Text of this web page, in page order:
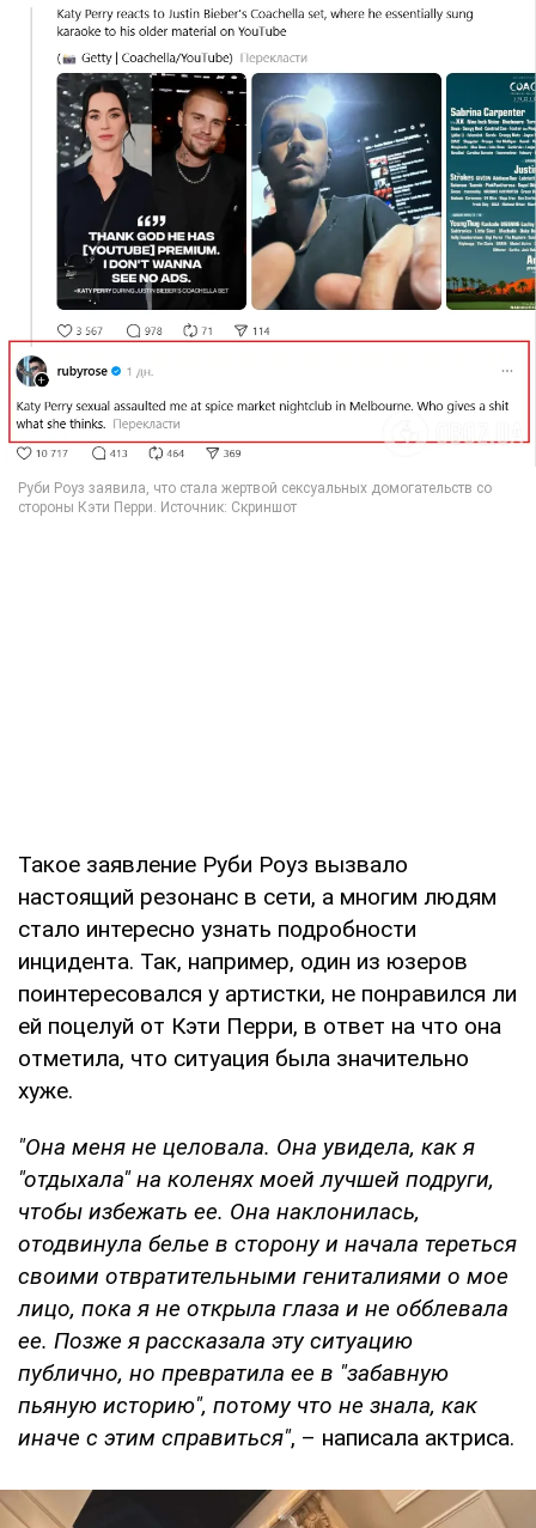
Такое заявление Руби Роуз вызвало
настоящий резонанс в сети, а многим людям
стало интересно узнать подробности
инцидента. Так, например, один из юзеров
поинтересовался у артистки, не понравился ли
ей поцелуй от Кэти Перри, в ответ на что она
отметила, что ситуация была значительно
хуже.
"Она меня не целовала. Она увидела, как я
"отдыхала" на коленях моей лучшей подруги,
чтобы избежать ее. Она наклонилась,
отодвинула белье в сторону и начала тереться
своими отвратительными гениталиями о мое
лицо, пока я не открыла глаза и не обблевала
ее. Позже я рассказала эту ситуацию
публично, но превратила ее в "забавную
пьяную историю", потому что не знала, как
иначе с этим справиться", – написала актриса.